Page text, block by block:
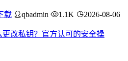
载 qbadmin 1.1K 2026-08-06